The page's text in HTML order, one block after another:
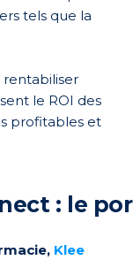
tels que la
rentabiliser
le ROI des
profitables et
: le
Klee